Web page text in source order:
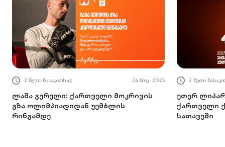
2 წუთი წასაკითხად 24 ნოე. 2025
ლაშა გურული: ქართველი მოკრივის
გზა ოლიმპიადიდან უემბლის
რინგამდე
2 წუთი
ეთერ
ქართველი
სათავეში